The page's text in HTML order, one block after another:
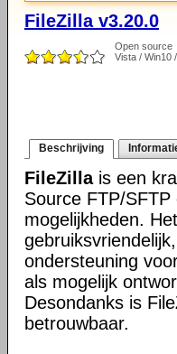
FileZilla v3.20.0
Open source
Vista / Win10
Beschrijving
FileZillais een
Source FTP/SFTP
mogelijkheden.
ondersteuning
als mogelijk
Desondanks is
betrouwbaar.